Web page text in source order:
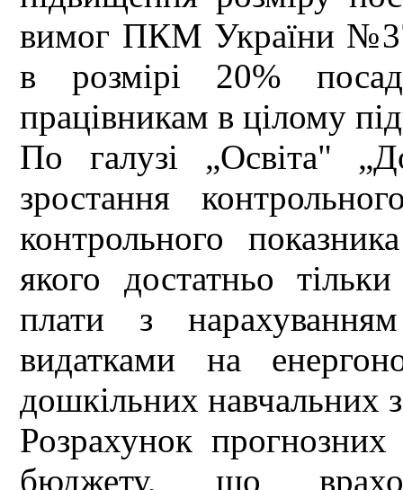
вимог ПКМ України
в розмірі 20%
працівникам в цілому
По галузі „Освіта"
зростання
контрольного
якого достатньо
плати з
видатками на
дошкільних навчальних
Розрахунок прогнозних
бюджету, що